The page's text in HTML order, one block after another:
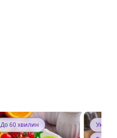
До 60 хвилин